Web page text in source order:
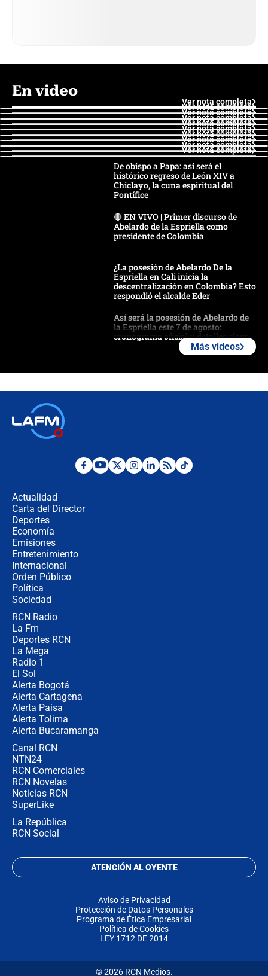
En video
Ver nota completa
Ver nota completa
Ver nota completa
Ver nota completa
Ver nota completa
Ver nota completa
Ver nota completa
Ver nota completa
Ver nota completa
Ver nota completa
De obispo a Papa: así será el
histórico regreso de León XIV a
Chiclayo, la cuna espiritual del
Pontífice
🔴 EN VIVO | Primer discurso de
Abelardo de la Espriella como
presidente de Colombia
¿La posesión de Abelardo De la
Espriella en Cali inicia la
descentralización en Colombia? Esto
respondió el alcalde Eder
Así será la posesión de Abelardo de
la Espriella este 7 de agosto:
cronograma oficial y detalles clave
Las seis de las 6 con Juan Lozano |
Más videos
Actualidad
Carta del Director
Deportes
Economía
Emisiones
Entretenimiento
Internacional
Orden Público
Política
Sociedad
RCN Radio
La Fm
Deportes RCN
La Mega
Radio 1
El Sol
Alerta Bogotá
Alerta Cartagena
Alerta Paisa
Alerta Tolima
Alerta Bucaramanga
Canal RCN
NTN24
RCN Comerciales
RCN Novelas
Noticias RCN
SuperLike
La República
RCN Social
ATENCIÓN AL OYENTE
Aviso de Privacidad
Protección de Datos Personales
Programa de Ética Empresarial
Política de Cookies
LEY 1712 DE 2014
© 2026 RCN Medios.